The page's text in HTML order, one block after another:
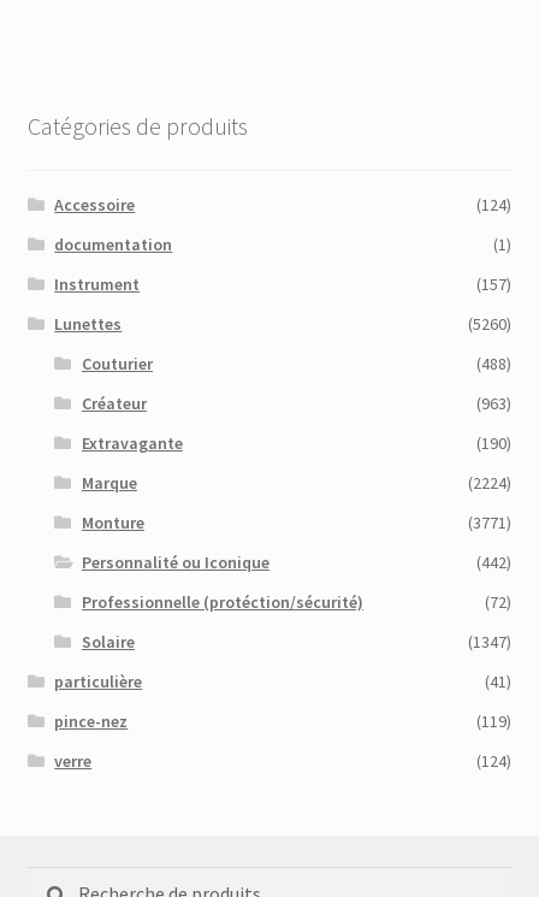
Catégories de produits
Accessoire
(124)
documentation
(1)
Instrument
(157)
Lunettes
(5260)
Couturier
(488)
Créateur
(963)
Extravagante
(190)
Marque
(2224)
Monture
(3771)
Personnalité ou Iconique
(442)
Professionnelle (protéction/sécurité)
(72)
Solaire
(1347)
particulière
(41)
pince-nez
(119)
verre
(124)
Recherche
Recherche